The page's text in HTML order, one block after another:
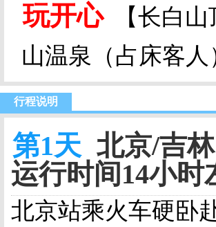
玩开心
【长白
山温泉（占床客
行程说明
第1天 北京/吉
运行时间14小时
北京站乘火车硬卧